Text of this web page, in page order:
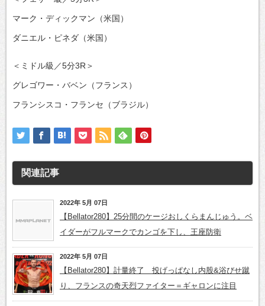
マーク・ディックマン（米国）
ダニエル・ピネダ（米国）
＜ミドル級／5分3R＞
グレゴワー・バベン（フランス）
フランシスコ・フランセ（ブラジル）
関連記事
2022年 5月 07日
【Bellator280】25分間のケージおしくらまんじゅう。ベ
イダーがフルマークでカンゴを下し、王座防衛
2022年 5月 07日
【Bellator280】計量終了 投げっぱなし内股&浴びせ蹴
り、フランスの奇天烈ファイター＝ギャロンに注目